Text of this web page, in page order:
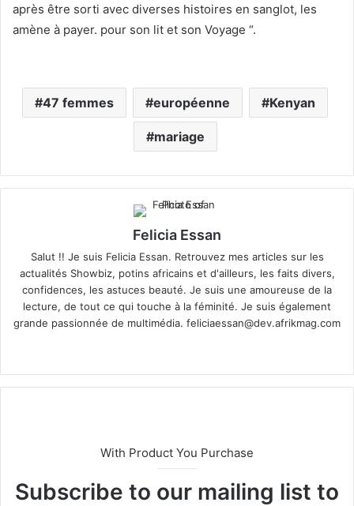
après être sorti avec diverses histoires en sanglot, les
amène à payer. pour son lit et son Voyage “.
47 femmes européenne Kenyan
mariage
Felicia Essan
Salut !! Je suis Felicia Essan. Retrouvez mes articles sur les
actualités Showbiz, potins africains et d'ailleurs, les faits divers,
confidences, les astuces beauté. Je suis une amoureuse de la
lecture, de tout ce qui touche à la féminité. Je suis également
grande passionnée de multimédia. feliciaessan@dev.afrikmag.com
te
With Product You Purchase
Subscribe to our mailing list to